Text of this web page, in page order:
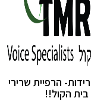
הרפיית שרירי
בית הקול!!